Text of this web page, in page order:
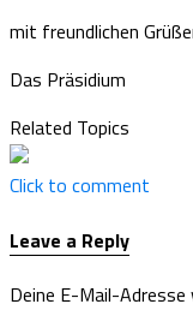
mit freundlichen
Das Präsidium
Related Topics
Click to comment
Leave a Reply
Deine E-Mail-